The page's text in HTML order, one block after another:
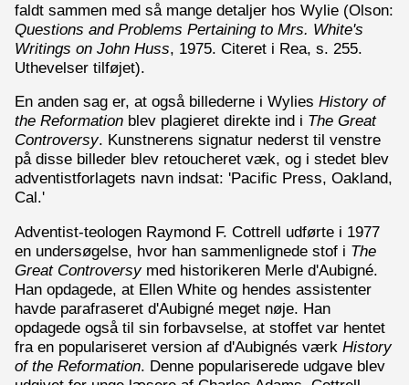
faldt sammen med så mange detaljer hos Wylie (Olson:
Questions and Problems Pertaining to Mrs. White's
Writings on John Huss, 1975. Citeret i Rea, s. 255.
Uthevelser tilføjet).
En anden sag er, at også billederne i Wylies History of
the Reformation blev plagieret direkte ind i The Great
Controversy. Kunstnerens signatur nederst til venstre
på disse billeder blev retoucheret væk, og i stedet blev
adventistforlagets navn indsat: 'Pacific Press, Oakland,
Cal.'
Adventist-teologen Raymond F. Cottrell udførte i 1977
en undersøgelse, hvor han sammenlignede stof i The
Great Controversymed historikeren Merle d'Aubigné.
Han opdagede, at Ellen White og hendes assistenter
havde parafraseret d'Aubigné meget nøje. Han
opdagede også til sin forbavselse, at stoffet var hentet
fra en populariseret version af d'Aubignés værk History
of the Reformation. Denne populariserede udgave blev